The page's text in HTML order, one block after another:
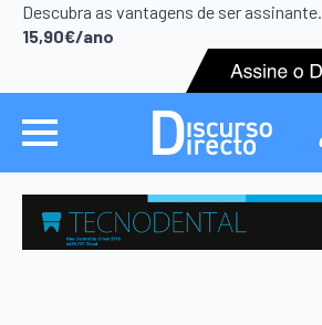
Descubra as vantagens de ser assinante.
15,90€/ano